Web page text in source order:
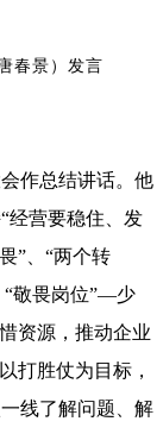
春景）发言
作总结讲话。他
经营要稳住、发
”、“两个转
“敬畏岗位”—少
资源，推动企业
打胜仗为目标，
线了解问题、解